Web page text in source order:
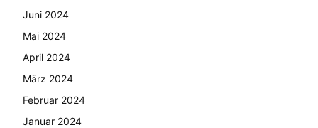
Juni 2024
Mai 2024
April 2024
März 2024
Februar 2024
Januar 2024